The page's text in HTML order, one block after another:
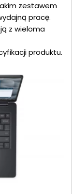
zestawem
pracę.
z wieloma
produktu.